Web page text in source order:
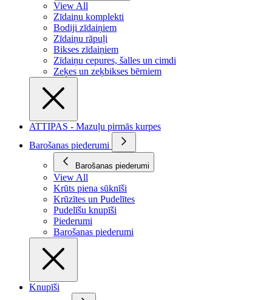
View All
Zīdaiņu komplekti
Bodiji zīdaiņiem
Zīdaiņu rāpuļi
Bikses zīdaiņiem
Zīdaiņu cepures, šalles un cimdi
Zeķes un zeķbikses bērniem
ATTIPAS - Mazuļu pirmās kurpes
Barošanas piederumi
Barošanas piederumi
View All
Krūts piena sūknīši
Krūzītes un Pudelītes
Pudelīšu knupīši
Piederumi
Barošanas piederumi
Knupīši